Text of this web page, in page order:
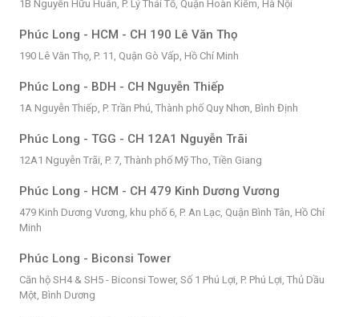
1B Nguyễn Hữu Huân, P. Lý Thái Tổ, Quận Hoàn Kiếm, Hà Nội
Phúc Long - HCM - CH 190 Lê Văn Thọ
190 Lê Văn Thọ, P. 11, Quận Gò Vấp, Hồ Chí Minh
Phúc Long - BDH - CH Nguyễn Thiếp
1A Nguyễn Thiếp, P. Trần Phú, Thành phố Quy Nhơn, Bình Định
Phúc Long - TGG - CH 12A1 Nguyễn Trãi
12A1 Nguyễn Trãi, P. 7, Thành phố Mỹ Tho, Tiền Giang
Phúc Long - HCM - CH 479 Kinh Dương Vương
479 Kinh Dương Vương, khu phố 6, P. An Lạc, Quận Bình Tân, Hồ Chí
Minh
Phúc Long - Biconsi Tower
Căn hộ SH4 & SH5 - Biconsi Tower, Số 1 Phú Lợi, P. Phú Lợi, Thủ Dầu
Một, Bình Dương